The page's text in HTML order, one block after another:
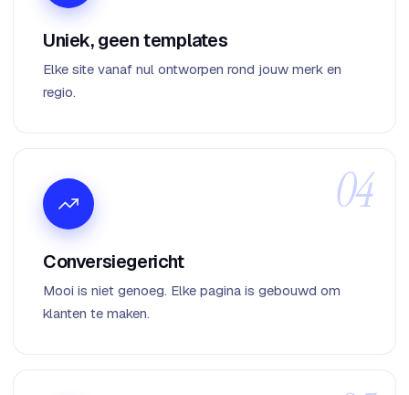
Uniek, geen templates
Elke site vanaf nul ontworpen rond jouw merk en
regio.
Conversiegericht
Mooi is niet genoeg. Elke pagina is gebouwd om
klanten te maken.